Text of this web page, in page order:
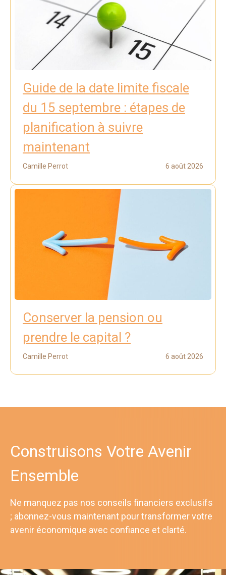
Guide de la date limite fiscale
du 15 septembre : étapes de
planification à suivre
maintenant
Camille Perrot 6 août 2026
Conserver la pension ou
prendre le capital ?
Camille Perrot 6 août 2026
Construisons Votre Avenir
Ensemble
Ne manquez pas nos conseils financiers exclusifs
; abonnez-vous maintenant pour transformer votre
avenir économique avec confiance et clarté.